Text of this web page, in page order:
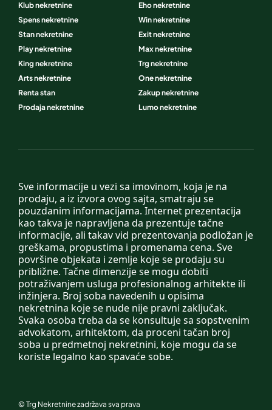
Sve informacije u vezi sa imovinom, koja je na
prodaju, a iz izvora ovog sajta, smatraju se
pouzdanim informacijama. Internet prezentacija
kao takva je napravljena da prezentuje tačne
informacije, ali takav vid prezentovanja podložan je
greškama, propustima i promenama cena. Sve
površine objekata i zemlje koje se prodaju su
približne. Tačne dimenzije se mogu dobiti
potraživanjem usluga profesionalnog arhitekte ili
inžinjera. Broj soba navedenih u opisima
nekretnina koje se nude nije pravni zaključak.
Svaka osoba treba da se konsultuje sa sopstvenim
advokatom, arhitektom, da proceni tačan broj
soba u predmetnoj nekretnini, koje mogu da se
koriste legalno kao spavaće sobe.
Klub nekretnine
Eho nekretnine
Spens nekretnine
Win nekretnine
Stan nekretnine
Exit nekretnine
Play nekretnine
Max nekretnine
King nekretnine
Trg nekretnine
Arts nekretnine
One nekretnine
Renta stan
Zakup nekretnine
Prodaja nekretnine
Lumo nekretnine
© Trg Nekretninezadržava sva prava